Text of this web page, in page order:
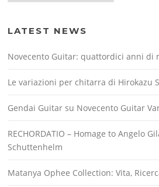
LATEST NEWS
Novecento Guitar: quattordici anni di
Le variazioni per chitarra di Hirokazu
Gendai Guitar su Novecento Guitar
RECHORDATIO – Homage to Angelo
Schuttenhelm
Matanya Ophee Collection: Vita,